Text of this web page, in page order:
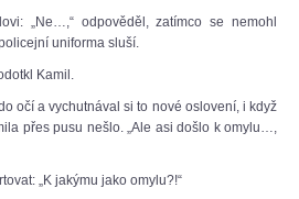
„Ne…,“ odpověděl, zatímco se nemohl
uniforma sluší.
Kamil.
očí a vychutnával si to nové oslovení, i když
přes pusu nešlo. „Ale asi došlo k omylu…,
„K jakýmu jako omylu?!“